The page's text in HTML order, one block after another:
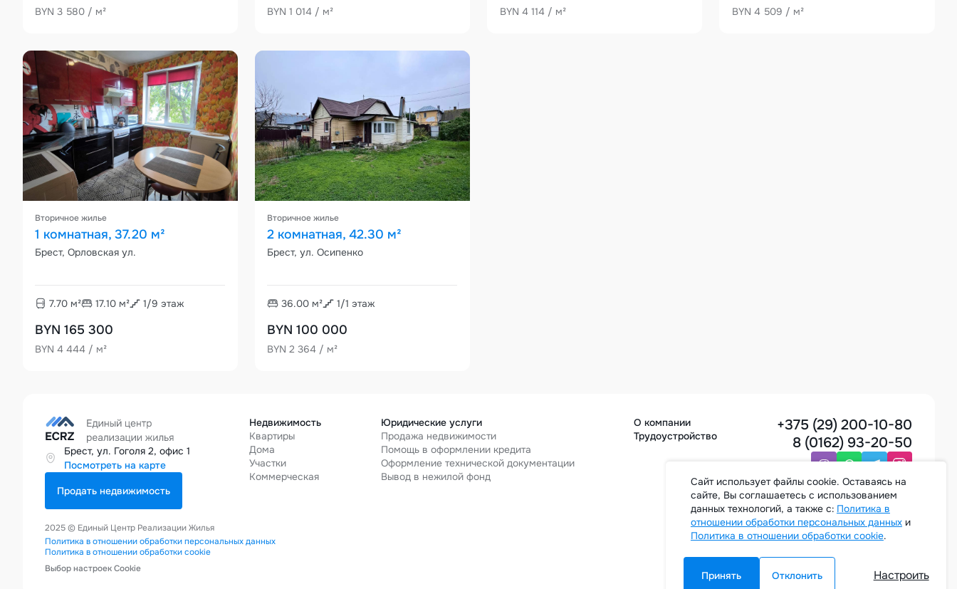
BYN 3 580 / м² BYN 1 014 / м² BYN 4 114 / м² BYN 4 509 / м²
Вторичное жилье
1 комнатная, 37.20 м²
Брест, Орловская ул.
7.70м² 17.10м² 1/9 этаж
BYN 165 300
BYN 4 444 / м²
Вторичное жилье
2 комнатная, 42.30 м²
Брест, ул. Осипенко
36.00 м² 1/1 этаж
BYN 100 000
BYN 2 364 / м²
Брест, ул. Гоголя 2, офис 1
Посмотреть на карте
Продать недвижимость
Недвижимость
Квартиры
Дома
Участки
Коммерческая
Юридические услуги
Продажа недвижимости
Помощь в оформлении кредита
Оформление технической документации
Вывод в нежилой фонд
О компании
Трудоустройство
+375 (29) 200-10-80
8 (0162) 93-20-50
Заказать звонок
2025 © Единый Центр Реализации Жилья
Политика в отношении обработки персональных данных
Политика в отношении обработки cookie
Выбор настроек Cookie
Cайт использует файлы cookie. Оставаясь на
сайте, Вы соглашаетесь с использованием
данных технологий, а также с: Политика в
отношении обработки персональных данных и
Политика в отношении обработки cookie.
Принять Отклонить Настроить